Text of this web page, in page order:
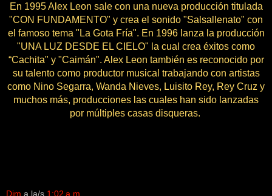
En 1995 Alex Leon sale con una nueva producción titulada
"CON FUNDAMENTO" y crea el sonido "Salsallenato" con
el famoso tema "La Gota Fría". En 1996 lanza la producción
"UNA LUZ DESDE EL CIELO" la cual crea éxitos como
“Cachita" y "Caimán". Alex Leon también es reconocido por
su talento como productor musical trabajando con artistas
como Nino Segarra, Wanda Nieves, Luisito Rey, Rey Cruz y
muchos más, producciones las cuales han sido lanzadas
por múltiples casas disqueras.
Dim a la/s 1:02 a.m.